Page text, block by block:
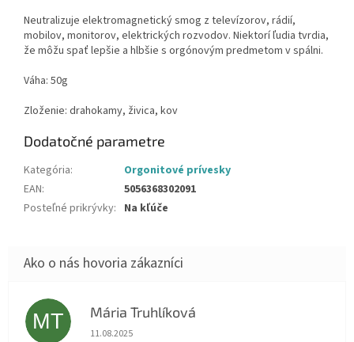
Neutralizuje elektromagnetický smog z televízorov, rádií,
mobilov, monitorov, elektrických rozvodov. Niektorí ľudia tvrdia,
že môžu spať lepšie a hlbšie s orgónovým predmetom v spálni.
Váha: 50g
Zloženie: drahokamy, živica, kov
Dodatočné parametre
Kategória:
Orgonitové prívesky
EAN:
5056368302091
Posteľné prikrývky: Na kľúče
MT Mária Truhlíková
Hodnotenie obchodu je 5 z 5 hviezdičiek.
11.08.2025